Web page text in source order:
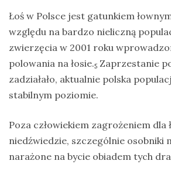
Łoś w Polsce jest gatunkiem
względu na bardzo nieliczną
zwierzęcia w 2001 roku
polowania na łosie.5 Zaprzestanie
zadziałało, aktualnie polska
stabilnym poziomie.
Poza człowiekiem zagrożeniem dla
niedźwiedzie, szczególnie osobniki
narażone na bycie obiadem tych